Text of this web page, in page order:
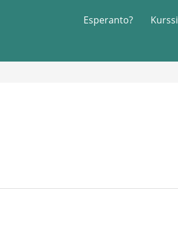
Esperanto? Kurssi